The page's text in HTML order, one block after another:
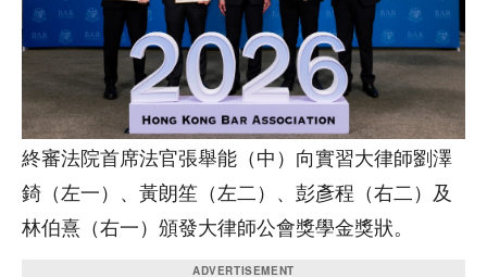
終審法院首席法官張舉能（中）向實習大律師劉澤
錡（左一）、黃朗笙（左二）、彭彥程（右二）及
林伯熹（右一）頒發大律師公會獎學金獎狀。